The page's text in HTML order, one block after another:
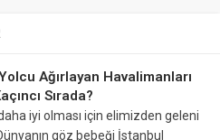
Ağırlayan Havalimanları
Sırada?
iyi olması için elimizden geleni
göz bebeği İstanbul